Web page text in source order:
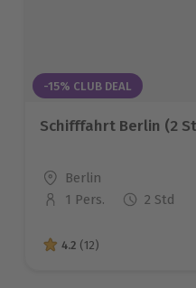
-15% CLUB DEAL
Schifffahrt Berlin (2
Standort
Berlin
Anzahl der Teilnehmer
1 Pers. 2 Std
4.2 von 5 Sternen
4.2 (12)